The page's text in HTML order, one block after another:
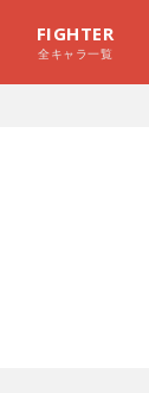
FIGHTER
全キャラ一覧